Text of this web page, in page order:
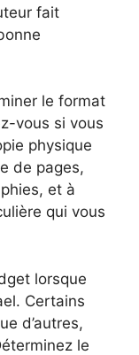
fait
le format
vous si vous
physique
de pages,
et à
qui vous
lorsque
Certains
d’autres,
le